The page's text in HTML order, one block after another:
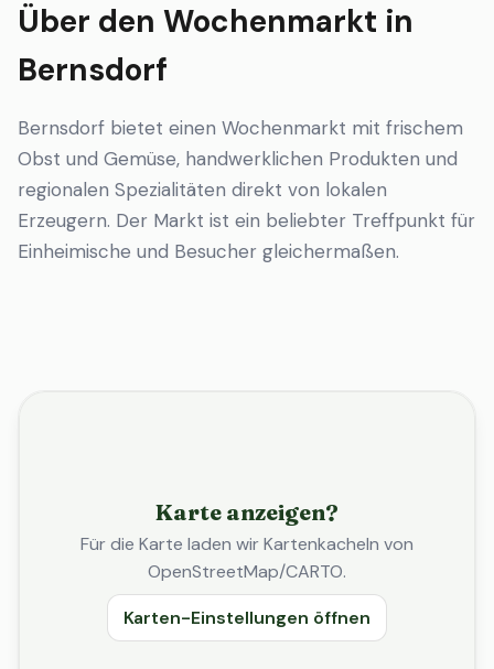
Über den Wochenmarkt in
Bernsdorf
Bernsdorf bietet einen Wochenmarkt mit frischem
Obst und Gemüse, handwerklichen Produkten und
regionalen Spezialitäten direkt von lokalen
Erzeugern. Der Markt ist ein beliebter Treffpunkt für
Einheimische und Besucher gleichermaßen.
Karte anzeigen?
Für die Karte laden wir Kartenkacheln von
OpenStreetMap/CARTO.
Karten-Einstellungen öffnen